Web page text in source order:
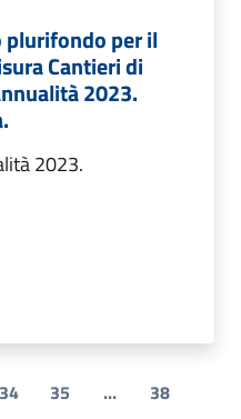
per il
Cantieri di
2023.
2023.
34 35 ... 38